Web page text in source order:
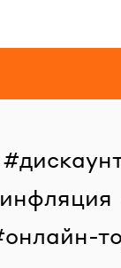
инфляция
онлайн-